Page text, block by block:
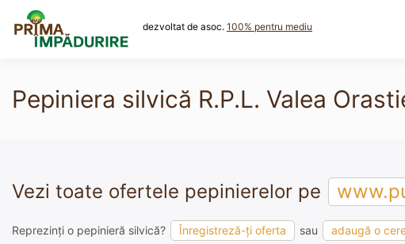
content
dezvoltat de asoc. 100% pentru mediu
Pepiniera silvică R.P.L. Valea
Vezi toate ofertele pepinierelor pe
Reprezinți o pepinieră silvică? Înregistreză-ți oferta sau adaugă o